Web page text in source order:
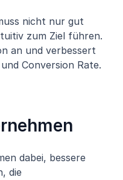
nicht nur gut
zum Ziel führen.
an und verbessert
Conversion Rate.
dabei, bessere
die